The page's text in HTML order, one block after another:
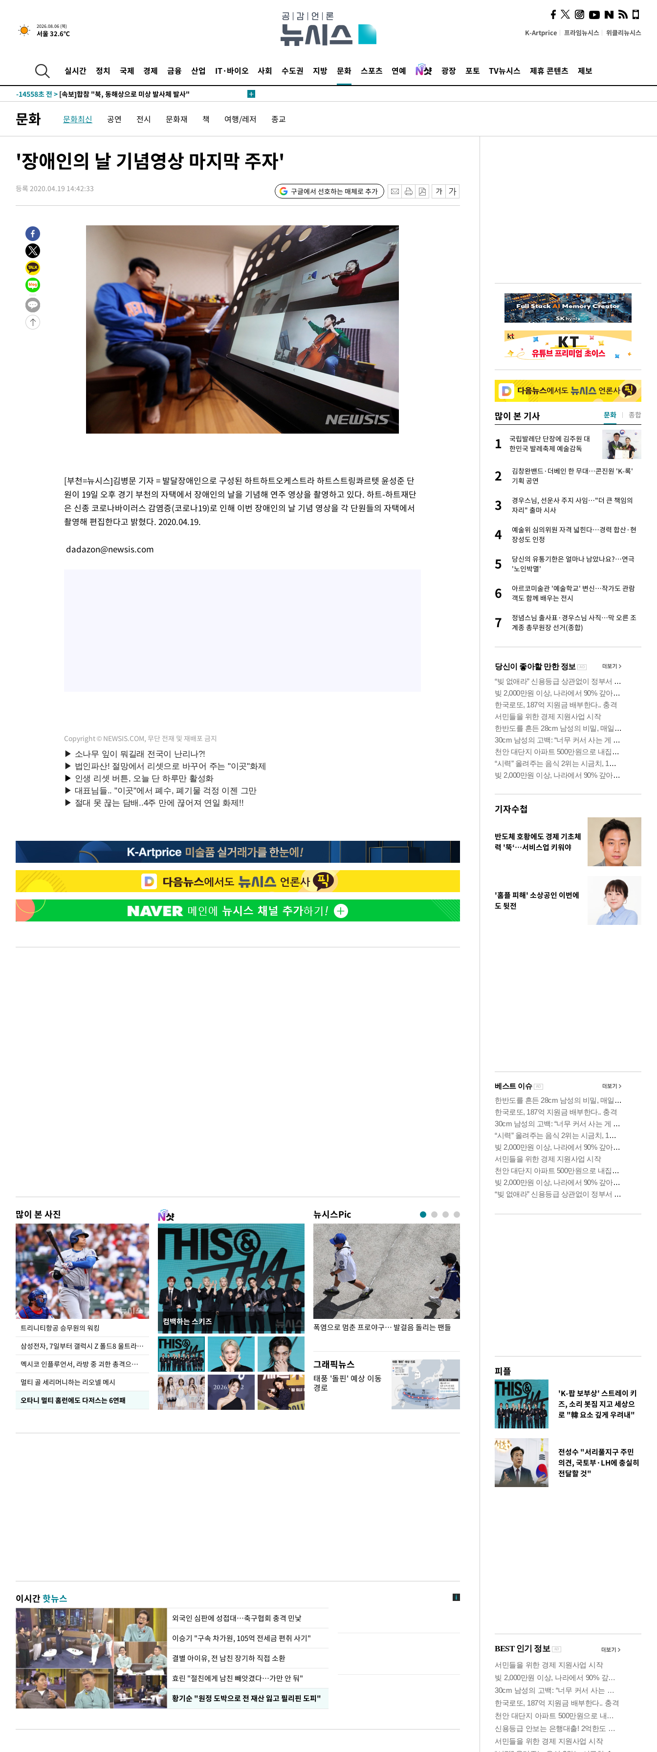
2026.08.06 (목)
서울 32.6℃ K-Artprice 프라임뉴시스 위클리뉴시스
실시간 정치 국제 경제 금융 산업 IT·바이오 사회 수도권 지방 문화 스포츠 연예 광장 포토 TV뉴시스 제휴 콘텐츠 제보
-31378초 전 >경찰, '홍명보는 2순위' 결론냈던 스포츠윤리센터도 압수수색
-16974초 전 >[속보]합참 "北 발사체는 단거리탄도미사일…감시·경계태세 강
-15152초 전 >
[속보] SKT, 에이닷 서비스 장애 발생…"원인 파악 중"
-14558초 전 >
-13954초 전 > '낮 최고 39도' 불볕더위…한밤 열대야도 계속[내일날씨]
-13575초 전 >
"韓 외환시장 개입 관측 배경엔 美의 대한국 무역적자 있어"
-13402초 전 >'월드컵 탈락 후폭풍' 축구협회…초유의 압수수색에 '충격·당황'
-12804초 전 >[속보]종합특검, 대검 추가 압수수색…내란 중요임무종사 혐의
-8829초 전 >[속보]코스피, 301.88포인트(4.58%) 내린 6296.38 마감
-8694초 전 >[속보]원·달러 환율, 0.7원 내린 1423.8원 마감
-3338초 전 >
손흥민, 5경기 연속골 실패…LAFC는 승부차기 끝 과달라하라 격파
1시간 전 >
내일까지 39도 '펄펄'…기상청 "태풍 지나며 폭염 잠시 꺾인다"
1시간 전 >
트럼프, 한국계 진보 주지사 후보 맹공…"공산주의가 최대 위협"
1시간 전 >
"美간섭에 합의 지연"…트럼프, '이란 호르무즈 통제권' 수용할까
2시간 전 >
[속보]산업장관 "李정부, 원전 반대 안해…안정 전력 위해 불가피"
-31378초 전 >
경찰, '홍명보는 2순위' 결론냈던 스포츠윤리센터도 압수수색
-16974초 전 >
[속보]합참 "北 발사체는 단거리탄도미사일…감시·경계태세 강
화"
-16722초 전 >
日방위성, 北이 동해로 쏜 발사체는 탄도미사일 가능성
[속보] SKT, 에이닷 서비스 장애 발생…"원인 파악 중"
[속보]합참 "북, 동해상으로 미상 발사체 발사"
'낮 최고 39도' 불볕더위…한밤 열대야도 계속[내일날씨]
[속보]7~9일 프로야구 3연전도 폭염 취소…11일 재개
"韓 외환시장 개입 관측 배경엔 美의 대한국 무역적자 있어"
'월드컵 탈락 후폭풍' 축구협회…초유의 압수수색에 '충격·당황'
서울 낮 37.9도, 올여름 최고치 경신…영등포 순간 '40도'
[속보]종합특검, 대검 추가 압수수색…내란 중요임무종사 혐의
[속보]원·달러 환율, 0.7원 내린 1423.8원 마감
"여기 떨어졌다"…다누리, 스페이스X 로켓 달 충돌 흔적 포착
손흥민, 5경기 연속골 실패…LAFC는 승부차기 끝 과달라하라 격파
내일까지 39도 '펄펄'…기상청 "태풍 지나며 폭염 잠시 꺾인다"
"美간섭에 합의 지연"…트럼프, '이란 호르무즈 통제권' 수용할까
문화 문화최신 공연 전시 문화재 책 여행/레저 종교
'장애인의 날 기념영상 마지막 주자'
등록 2020.04.19 14:42:33 구글에서 선호하는 매체로 추가
[부천=뉴시스]김병문 기자 = 발달장애인으로 구성된 하트하트오케스트라 하트스트링콰르텟 윤성준 단
원이 19일 오후 경기 부천의 자택에서 장애인의 날을 기념해 연주 영상을 촬영하고 있다. 하트-하트재단
은 신종 코로나바이러스 감염증(코로나19)로 인해 이번 장애인의 날 기념 영상을 각 단원들의 자택에서
촬영해 편집한다고 밝혔다. 2020.04.19.
dadazon@newsis.com
Copyright © NEWSIS.COM, 무단 전재 및 재배포 금지
많이 본 사진
트리니티항공 승무원의 워킹
삼성전자, 7일부터 갤럭시 Z 폴드8 울트라·폴드8·플립8 출시
멕시코 인플루언서, 라방 중 괴한 총격으로 사망
멀티 골 세리머니하는 리오넬 메시
오타니 멀티 홈런에도 다저스는 6연패
컴백하는 스키즈
뉴시스Pic
입추 하루 앞둔 전남광주… 열화상 카메라에 담긴
폭염
폭염으로 멈춘 프로야구… 발걸음 돌리는 팬들
그래픽뉴스
태풍 '돌핀' 예상 이동
경로
이시간핫뉴스
외국인 심판에 성접대…축구협회 충격 민낯
이승기 "구속 차가원, 105억 전세금 편취 사기"
결별 아이유, 전 남친 장기하 직접 소환
효린 "절친에게 남친 빼앗겼다…가만 안 둬"
황기순 "원정 도박으로 전 재산 잃고 필리핀 도피"
많이 본 기사
2
사기 수법…엄벌 원해"
3
아이유, 장기하 '별일 없이 산다' 선곡…쿨한
일상 공개
1
국립발레단 단장에 김주원 대
한민국 발레축제 예술감독
2
김창완밴드·더베인 한 무대…콘진원 'K-록'
기획 공연
3
경우스님, 선운사 주지 사임…"더 큰 책임의
자리" 출마 시사
4
예술위 심의위원 자격 넓힌다…경력 합산·현
장성도 인정
5
당신의 유통기한은 얼마나 남았나요?…연극
'노인박멸'
6
아르코미술관 '예술학교' 변신…작가도 관람
객도 함께 배우는 전시
7
정념스님 출사표·경우스님 사직…막 오른 조
계종 총무원장 선거(종합)
문화 종합
기자수첩
반도체 호황에도 경제 기초체
력 '뚝‘…서비스업 키워야
'홈플 피해' 소상공인 이번에
도 뒷전
피플
'K-팝 보부상' 스트레이 키
즈, 소리 봇짐 지고 세상으
로 "韓 요소 깊게 우려내"
전성수 "서리풀지구 주민
의견, 국토부·LH에 충실히
전달할 것"